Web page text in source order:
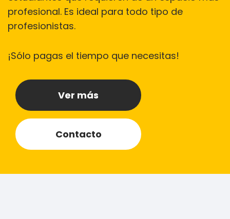
profesional. Es ideal para todo tipo de
profesionistas.
¡Sólo pagas el tiempo que necesitas!
Ver más
Contacto